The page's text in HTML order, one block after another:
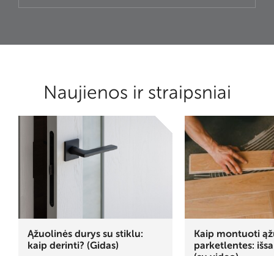
Naujienos ir straipsniai
Ąžuolinės durys su stiklu:
kaip derinti? (Gidas)
Kaip montuoti
parketlentes: